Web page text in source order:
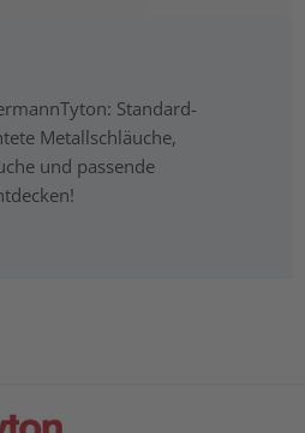
Standard-
Metallschläuche,
und passende